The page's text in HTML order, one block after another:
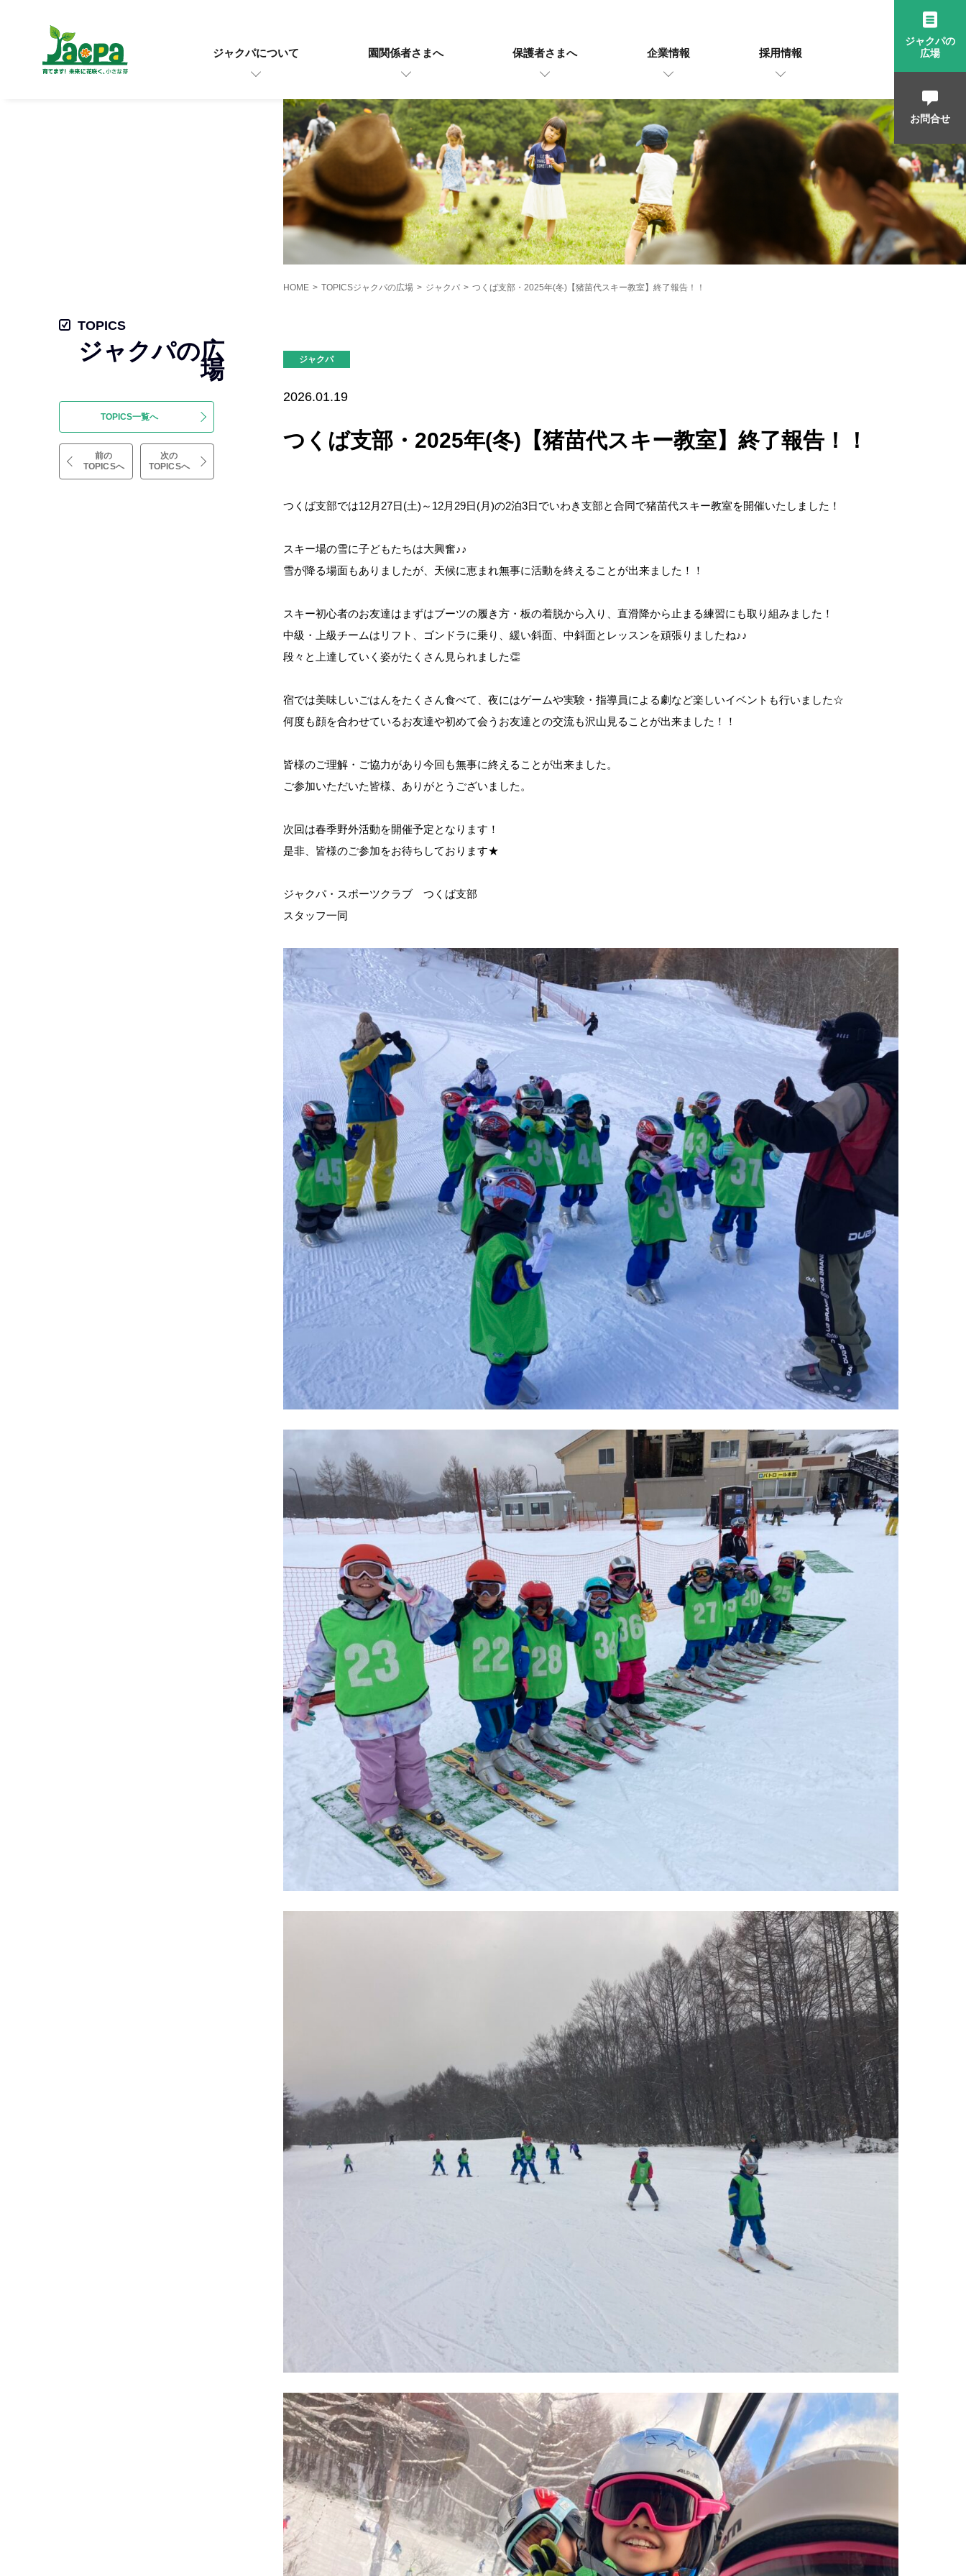
ジャクパについて 園関係者さまへ 保護者さまへ 企業情報 採用情報
ジャクパの
広場
お問合せ
TOPICS
ジャクパの広
場
TOPICS一覧へ
前の
TOPICSへ
次の
TOPICSへ
HOME > TOPICSジャクパの広場 > ジャクパ > つくば支部・2025年(冬)【猪苗代スキー教室】終了報告！！
ジャクパ
2026.01.19
つくば支部・2025年(冬)【猪苗代スキー教室】終了報告！！
つくば支部では12月27日(土)～12月29日(月)の2泊3日でいわき支部と合同で猪苗代スキー教室を開催いたしました！
スキー場の雪に子どもたちは大興奮♪♪
雪が降る場面もありましたが、天候に恵まれ無事に活動を終えることが出来ました！！
スキー初心者のお友達はまずはブーツの履き方・板の着脱から入り、直滑降から止まる練習にも取り組みました！
中級・上級チームはリフト、ゴンドラに乗り、緩い斜面、中斜面とレッスンを頑張りましたね♪♪
段々と上達していく姿がたくさん見られました👏
宿では美味しいごはんをたくさん食べて、夜にはゲームや実験・指導員による劇など楽しいイベントも行いました☆
何度も顔を合わせているお友達や初めて会うお友達との交流も沢山見ることが出来ました！！
皆様のご理解・ご協力があり今回も無事に終えることが出来ました。
ご参加いただいた皆様、ありがとうございました。
次回は春季野外活動を開催予定となります！
是非、皆様のご参加をお待ちしております★
ジャクパ・スポーツクラブ つくば支部
スタッフ一同